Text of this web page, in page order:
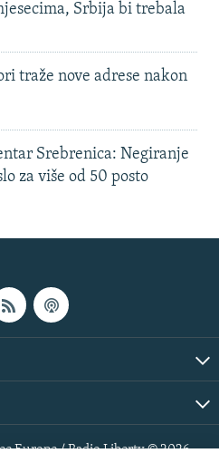
Srbija bi trebala
traže nove adrese nakon
Srebrenica: Negiranje
za više od 50 posto
Europe / Radio Liberty © 2026